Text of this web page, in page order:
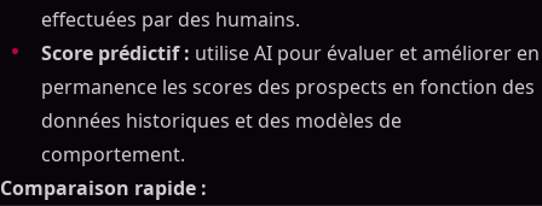
effectuées par des humains.
Score prédictif : utilise AI pour évaluer et améliorer en
permanence les scores des prospects en fonction des
données historiques et des modèles de
comportement.
Comparaison rapide :